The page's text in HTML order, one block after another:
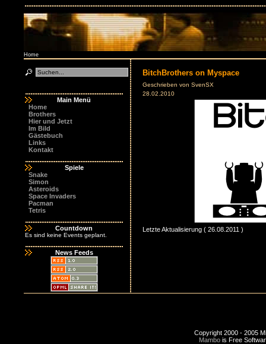
Home
Main Menü
Home
Brothers
Hier und Jetzt
Im Bild
Gästebuch
Links
Kontakt
Spiele
Snake
Simon
Asteroids
Space Invaders
Pacman
Tetris
Countdown
Es sind keine Events geplant.
News Feeds
BitchBrothers on Myspace
Geschrieben von SvenSX
28.02.2010
Letzte Aktualisierung ( 26.08.2011 )
Copyright 2000 - 2005
Mambo is Free